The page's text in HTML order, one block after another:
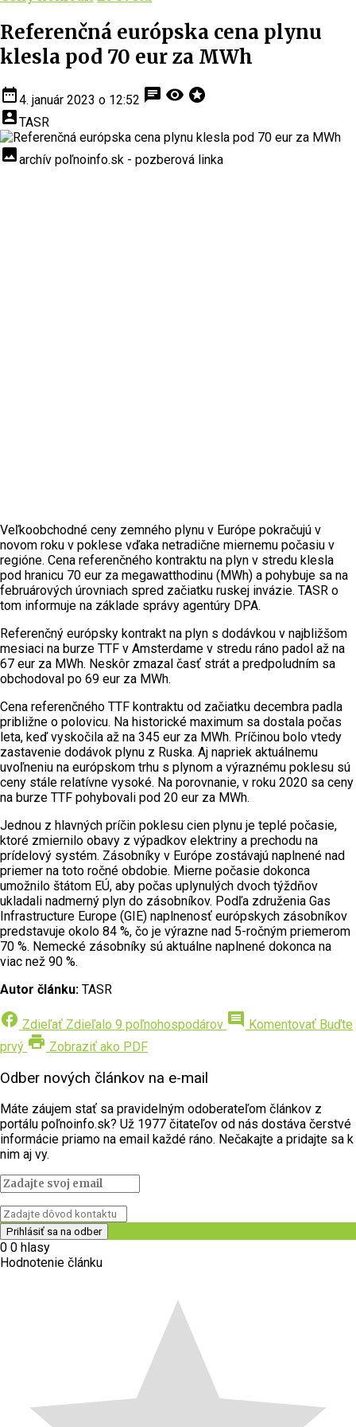
Referenčná európska cena plynu
klesla pod 70 eur za MWh
date_range4. január 2023 o 12:52 chat visibility stars
account_boxTASR
insert_photoarchív poľnoinfo.sk - pozberová linka
Veľkoobchodné ceny zemného plynu v Európe pokračujú v
novom roku v poklese vďaka netradične miernemu počasiu v
regióne. Cena referenčného kontraktu na plyn v stredu klesla
pod hranicu 70 eur za megawatthodinu (MWh) a pohybuje sa na
februárových úrovniach spred začiatku ruskej invázie. TASR o
tom informuje na základe správy agentúry DPA.
Referenčný európsky kontrakt na plyn s dodávkou v najbližšom
mesiaci na burze TTF v Amsterdame v stredu ráno padol až na
67 eur za MWh. Neskôr zmazal časť strát a predpoludním sa
obchodoval po 69 eur za MWh.
Cena referenčného TTF kontraktu od začiatku decembra padla
približne o polovicu. Na historické maximum sa dostala počas
leta, keď vyskočila až na 345 eur za MWh. Príčinou bolo vtedy
zastavenie dodávok plynu z Ruska. Aj napriek aktuálnemu
uvoľneniu na európskom trhu s plynom a výraznému poklesu sú
ceny stále relatívne vysoké. Na porovnanie, v roku 2020 sa ceny
na burze TTF pohybovali pod 20 eur za MWh.
Jednou z hlavných príčin poklesu cien plynu je teplé počasie,
ktoré zmiernilo obavy z výpadkov elektriny a prechodu na
prídelový systém. Zásobníky v Európe zostávajú naplnené nad
priemer na toto ročné obdobie. Mierne počasie dokonca
umožnilo štátom EÚ, aby počas uplynulých dvoch týždňov
ukladali nadmerný plyn do zásobníkov. Podľa združenia Gas
Infrastructure Europe (GIE) naplnenosť európskych zásobníkov
predstavuje okolo 84 %, čo je výrazne nad 5-ročným priemerom
70 %. Nemecké zásobníky sú aktuálne naplnené dokonca na
viac než 90 %.
Autor článku: TASR
facebook Zdieľať Zdieľalo 9 poľnohospodárov comment Komentovať Buďte
prvý print Zobraziť ako PDF
Odber nových článkov na e-mail
Máte záujem stať sa pravidelným odoberateľom článkov z
portálu poľnoinfo.sk? Už 1977 čitateľov od nás dostáva čerstvé
informácie priamo na email každé ráno. Nečakajte a pridajte sa k
nim aj vy.
0 0 hlasy
Hodnotenie článku